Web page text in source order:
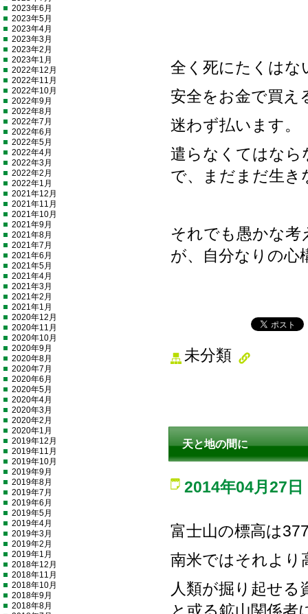
全く死にたくはな
安全をお金で買え
迷わず払います。
遣らなくてはなら
で、まだまだ生き
それでも愚かな
が、自分なりの心
未分類
天と地の間に
2014年04月27日
富士山の標高は
南米ではそれより
人類が掘り起せ
2023年6月
2023年5月
2023年4月
2023年3月
2023年2月
2023年1月
2022年12月
2022年11月
2022年10月
2022年9月
2022年8月
2022年7月
2022年6月
2022年5月
2022年4月
2022年3月
2022年2月
2022年1月
2021年12月
2021年11月
2021年10月
2021年9月
2021年8月
2021年7月
2021年6月
2021年5月
2021年4月
2021年3月
2021年2月
2021年1月
2020年12月
2020年11月
2020年10月
2020年9月
2020年8月
2020年7月
2020年6月
2020年5月
2020年4月
2020年3月
2020年2月
2020年1月
2019年12月
2019年11月
2019年10月
2019年9月
2019年8月
2019年7月
2019年6月
2019年5月
2019年4月
2019年3月
2019年2月
2019年1月
2018年12月
2018年11月
2018年10月
2018年9月
2018年8月